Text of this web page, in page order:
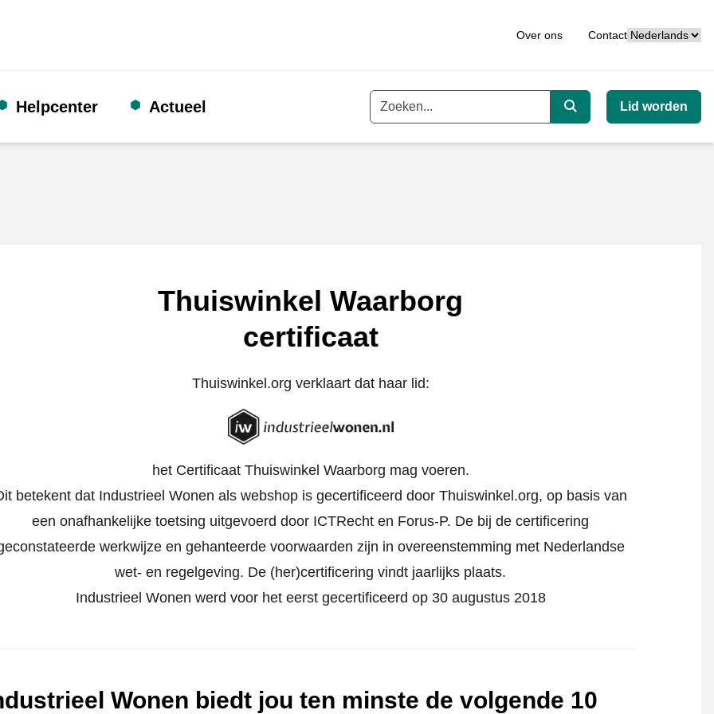
Over ons ContactTaal
Helpcenter Actueel Trefwoord
Zoeken
Lid worden
Thuiswinkel Waarborg
certificaat
Thuiswinkel.org verklaart dat haar lid:
het Certificaat Thuiswinkel Waarborg mag voeren.
betekent dat Industrieel Wonen als webshop is gecertificeerd door Thuiswinkel.org, op basis van
een onafhankelijke toetsing uitgevoerd door ICTRecht en Forus-P. De bij de certificering
werkwijze en gehanteerde voorwaarden zijn in overeenstemming met Nederlandse
wet- en regelgeving. De (her)certificering vindt jaarlijks plaats.
Industrieel Wonen werd voor het eerst gecertificeerd op 30 augustus 2018
Wonen biedt jou ten minste de volgende 10